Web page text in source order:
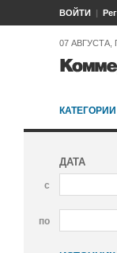
ВОЙТИ
07
КАТЕГОРИИ
ДАТА
с
по